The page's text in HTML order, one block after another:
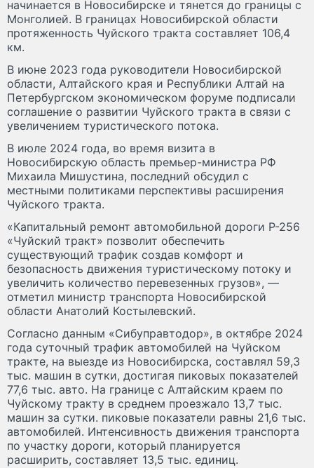
начинается в Новосибирске и тянется до границы с
Монголией. В границах Новосибирской области
протяженность Чуйского тракта составляет 106,4
км.
В июне 2023 года руководители Новосибирской
области, Алтайского края и Республики Алтай на
Петербургском экономическом форуме подписали
соглашение о развитии Чуйского тракта в связи с
увеличением туристического потока.
В июле 2024 года, во время визита в
Новосибирскую область премьер-министра РФ
Михаила Мишустина, последний обсудил с
местными политиками перспективы расширения
Чуйского тракта.
«Капитальный ремонт автомобильной дороги Р-256
«Чуйский тракт» позволит обеспечить
существующий трафик создав комфорт и
безопасность движения туристическому потоку и
увеличить количество перевезенных грузов», —
отметил министр транспорта Новосибирской
области Анатолий Костылевский.
Согласно данным «Сибуправтодор», в октябре 2024
года суточный трафик автомобилей на Чуйском
тракте, на выезде из Новосибирска, составлял 59,3
тыс. машин в сутки, достигая пиковых показателей
77,6 тыс. авто. На границе с Алтайским краем по
Чуйскому тракту в среднем проезжало 13,7 тыс.
машин за сутки. пиковые показатели равны 21,6 тыс.
автомобилей. Интенсивность движения транспорта
по участку дороги, который планируется
расширить, составляет 13,5 тыс. единиц.